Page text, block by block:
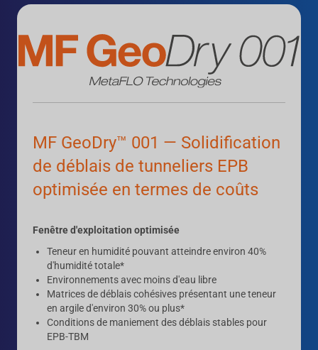
MF GeoDry™ 001 — Solidification
de déblais de tunneliers EPB
optimisée en termes de coûts
Fenêtre d'exploitation optimisée
Teneur en humidité pouvant atteindre environ 40%
d'humidité totale*
Environnements avec moins d'eau libre
Matrices de déblais cohésives présentant une teneur
en argile d'environ 30% ou plus*
Conditions de maniement des déblais stables pour
EPB-TBM